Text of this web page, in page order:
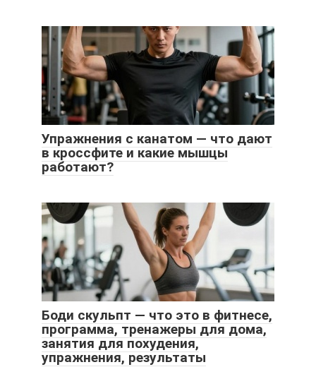
Упражнения с канатом — что дают
в кроссфите и какие мышцы
работают?
Боди скульпт — что это в фитнесе,
программа, тренажеры для дома,
занятия для похудения,
упражнения, результаты